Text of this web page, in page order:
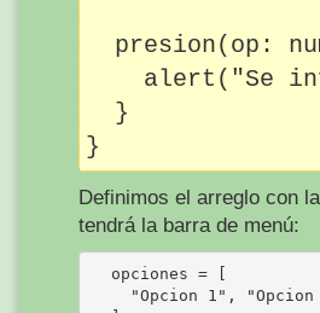
presion(op:
alert("Se
  }
Definimos el arreglo con
tendrá la barra de menú:
  opciones = [
"Opcion 1",